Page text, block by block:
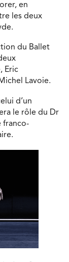
en
les deux
du Ballet
Eric
Lavoie.
d’un
le rôle du Dr
franco-